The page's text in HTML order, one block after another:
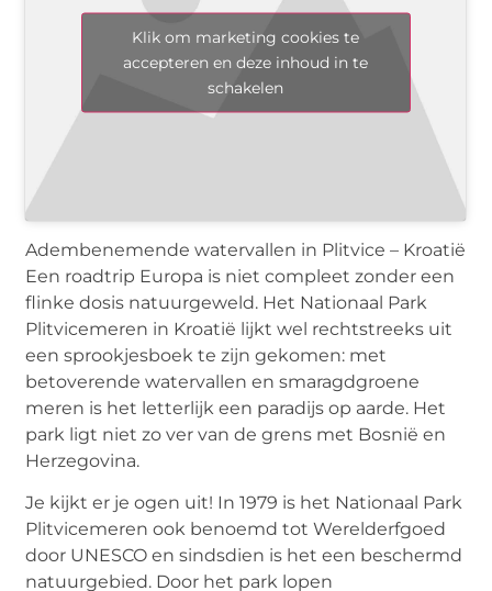
Klik om marketing cookies te
accepteren en deze inhoud in te
schakelen
Adembenemende watervallen in Plitvice – Kroatië
Een roadtrip Europa is niet compleet zonder een
flinke dosis natuurgeweld. Het Nationaal Park
Plitvicemeren in Kroatië lijkt wel rechtstreeks uit
een sprookjesboek te zijn gekomen: met
betoverende watervallen en smaragdgroene
meren is het letterlijk een paradijs op aarde. Het
park ligt niet zo ver van de grens met Bosnië en
Herzegovina.
Je kijkt er je ogen uit! In 1979 is het Nationaal Park
Plitvicemeren ook benoemd tot Werelderfgoed
door UNESCO en sindsdien is het een beschermd
natuurgebied. Door het park lopen